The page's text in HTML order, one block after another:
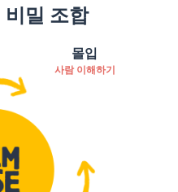
밀 조합
몰입
사람 이해하기